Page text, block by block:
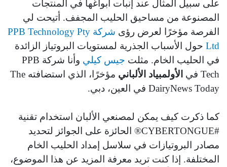
على سبيل المثال عند إنبات أبواغها في المنتجات
المصنوعة من مساحيق الحليب المجفف. أتيحت لي
الفرصة مؤخرًا لعرض رؤى
شركة PPB Technology Pty
Ltd حول الأسباب الجذرية لمستويات البروتياز الزائدة
في الحليب الخام. مثلت جيس كيلي
وأنا شركة PPB
Tech في
الأولمبياد الألباني
مؤخرًا، الذي استضافته The
DairyNews Today في العين، دبي.
كما ذكرت كيف يمكن لمصنعي الألبان استخدام تقنية
#CYBERTONGUE® الحائزة على الجوائز لتحديد
مصادر البروتيازات في سلاسل إمداد الحليب الخام
المختلفة. إذا كنت تريد معرفة المزيد عن هذا الموضوع،